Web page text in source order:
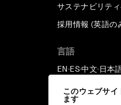
このウェブサ
ます
サステナビリテ
採用情報 (英語の
言語
EN ▪ ES▪中文▪ 日本